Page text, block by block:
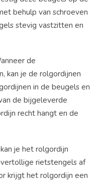
behulp van schroeven
stevig vastzitten en
de
kan je de rolgordijnen
in de beugels en
de bijgeleverde
recht hangt en de
je het rolgordijn
rietstengels af
krijgt het rolgordijn een